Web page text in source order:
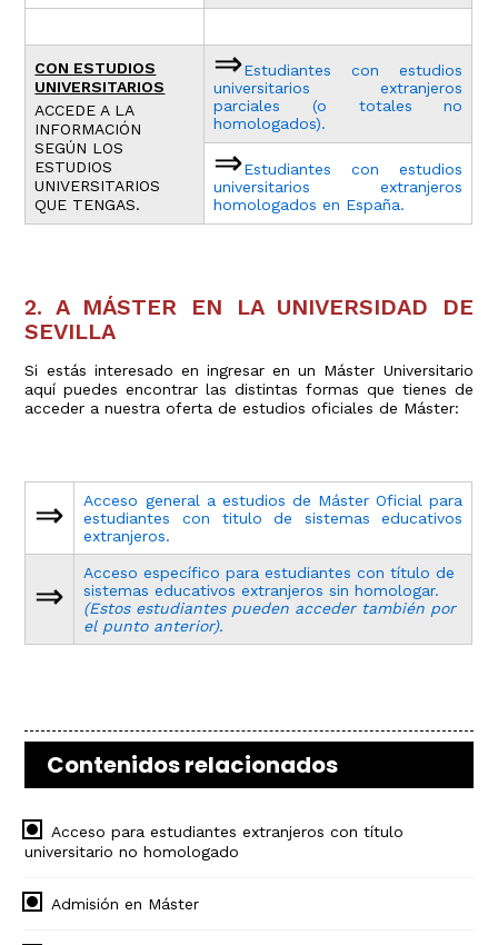
CON ESTUDIOS
UNIVERSITARIOS
ACCEDE A LA
INFORMACIÓN
SEGÚN LOS
ESTUDIOS
UNIVERSITARIOS
QUE TENGAS.
⇒Estudiantes con estudios
universitarios extranjeros
parciales (o totales no
homologados).
⇒Estudiantes con estudios
universitarios extranjeros
homologados en España.
2. A MÁSTER EN LA UNIVERSIDAD DE
SEVILLA
Si estás interesado en ingresar en un Máster Universitario
aquí puedes encontrar las distintas formas que tienes de
acceder a nuestra oferta de estudios oficiales de Máster:
⇒
Acceso general a estudios de Máster Oficial para
estudiantes con titulo de sistemas educativos
extranjeros.
⇒
Acceso específico para estudiantes con título de
sistemas educativos extranjeros sin homologar.
(Estos estudiantes pueden acceder también por
el punto anterior).
Contenidos relacionados
Acceso para estudiantes extranjeros con título
universitario no homologado
Admisión en Máster